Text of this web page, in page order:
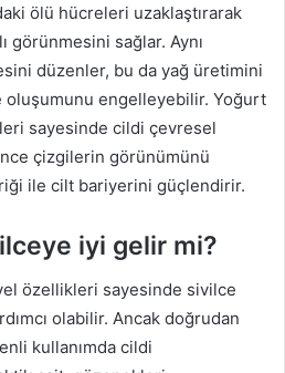
ölü hücreleri uzaklaştırarak
görünmesini sağlar. Aynı
düzenler, bu da yağ üretimini
oluşumunu engelleyebilir. Yoğurt
sayesinde cildi çevresel
çizgilerin görünümünü
ile cilt bariyerini güçlendirir.
iyi gelir mi?
özellikleri sayesinde sivilce
olabilir. Ancak doğrudan
kullanımda cildi